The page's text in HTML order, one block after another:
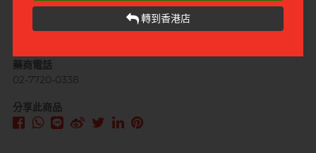
藥商電話
02-7720-0338
分享此商品
轉到香港店